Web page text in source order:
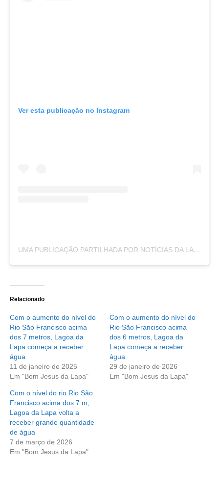
Ver esta publicação no Instagram
UMA PUBLICAÇÃO PARTILHADA POR NOTÍCIAS DA LAPA (@NOTICIASDALAPA)
Relacionado
Com o aumento do nível do
Rio São Francisco acima
dos 7 metros, Lagoa da
Lapa começa a receber
água
11 de janeiro de 2025
Em "Bom Jesus da Lapa"
Com o aumento do nível do
Rio São Francisco acima
dos 6 metros, Lagoa da
Lapa começa a receber
água
29 de janeiro de 2026
Em "Bom Jesus da Lapa"
Com o nível do rio Rio São
Francisco acima dos 7 m,
Lagoa da Lapa volta a
receber grande quantidade
de água
7 de março de 2026
Em "Bom Jesus da Lapa"